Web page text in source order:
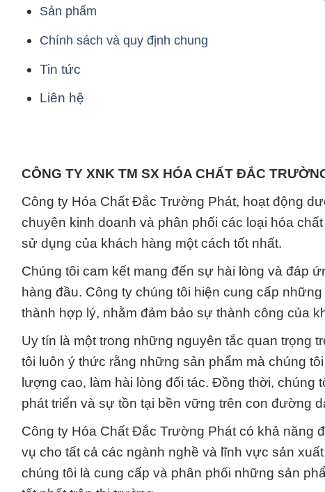
Sản phẩm
Chính sách và quy định chung
Tin tức
Liên hệ
CÔNG TY XNK TM SX HÓA CHẤT ĐẮC
Công ty Hóa Chất Đắc Trường Phát, hoạt động
chuyên kinh doanh và phân phối các loại hóa
sử dụng của khách hàng một cách tốt nhất.
Chúng tôi cam kết mang đến sự hài lòng và đáp
hàng đầu. Công ty chúng tôi hiện cung cấp
thành hợp lý, nhằm đảm bảo sự thành công của
Uy tín là một trong những nguyên tắc quan trọng
tôi luôn ý thức rằng những sản phẩm mà chúng
lượng cao, làm hài lòng đối tác. Đồng thời, chúng
phát triển và sự tồn tại bền vững trên con đường
Công ty Hóa Chất Đắc Trường Phát có khả năng
vụ cho tất cả các ngành nghề và lĩnh vực sản
chúng tôi là cung cấp và phân phối những sản